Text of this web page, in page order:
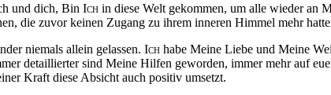
und dich, Bin Ich in diese Welt gekommen, um alle wieder an
die zuvor keinen Zugang zu ihrem inneren Himmel mehr
niemals allein gelassen. Ich habe Meine Liebe und Meine
detaillierter sind Meine Hilfen geworden, immer mehr auf
Kraft diese Absicht auch positiv umsetzt.